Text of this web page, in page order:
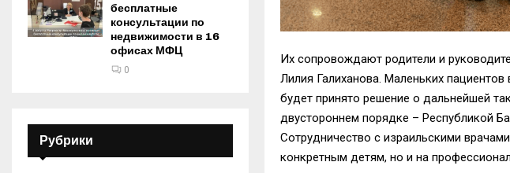
Их сопровождают родители и
Лилия Галиханова. Маленьких
будет принято решение о дальнейшей
двустороннем порядке – Республикой
Сотрудничество с израильскими
конкретным детям, но и на
бесплатные
консультации по
недвижимости в 16
офисах МФЦ
0
Рубрики